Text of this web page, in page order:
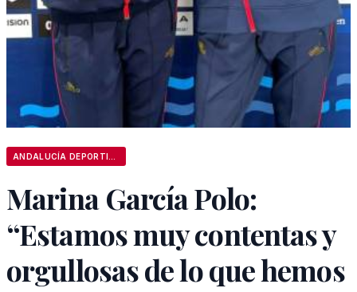
Marina García Polo:
“Estamos muy contentas y
orgullosas de lo que hemos